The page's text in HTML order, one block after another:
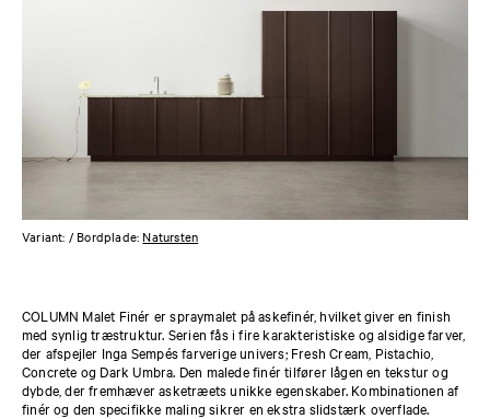
Variant: / Bordplade: Natursten
COLUMN Malet Finér er spraymalet på askefinér, hvilket giver en finish
med synlig træstruktur. Serien fås i fire karakteristiske og alsidige farver,
der afspejler Inga Sempés farverige univers; Fresh Cream, Pistachio,
Concrete og Dark Umbra. Den malede finér tilfører lågen en tekstur og
dybde, der fremhæver asketræets unikke egenskaber. Kombinationen af
finér og den specifikke maling sikrer en ekstra slidstærk overflade.